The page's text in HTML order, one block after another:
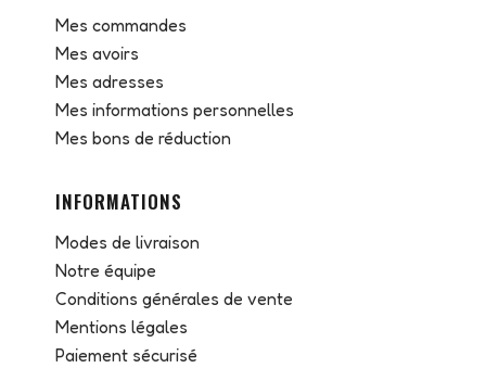
Mes commandes
Mes avoirs
Mes adresses
Mes informations personnelles
Mes bons de réduction
INFORMATIONS
Modes de livraison
Notre équipe
Conditions générales de vente
Mentions légales
Paiement sécurisé